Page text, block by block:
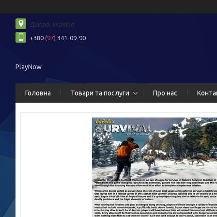
Дніпро, Україна
+380 (97) 341-09-90
PlayNow
Головна Товари та послуги Про нас